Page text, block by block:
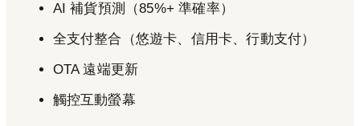
AI 補貨預測（85%+ 準確率）
全支付整合（悠遊卡、信用卡、行動支付）
OTA 遠端更新
觸控互動螢幕